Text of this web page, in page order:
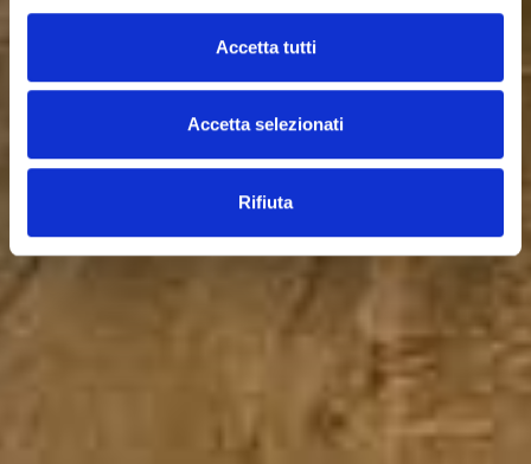
Accetta tutti
Accetta selezionati
Rifiuta